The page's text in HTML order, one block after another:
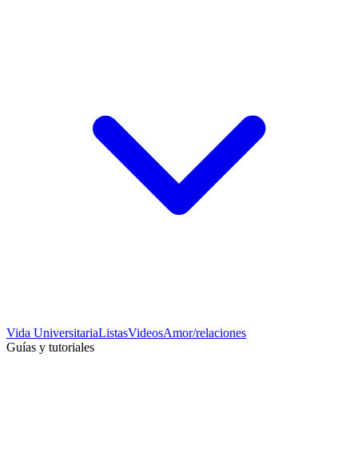
Vida UniversitariaListasVideosAmor/relaciones
Guías y tutoriales